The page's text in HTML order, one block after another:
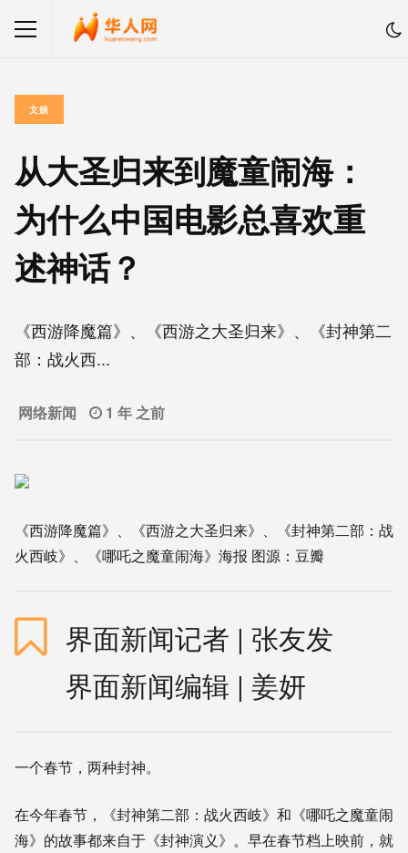
文娱
从大圣归来到魔童闹海：
为什么中国电影总喜欢重
述神话？
《西游降魔篇》、《西游之大圣归来》、《封神第二
部：战火西...
网络新闻 1 年 之前
《西游降魔篇》、《西游之大圣归来》、《封神第二部：战
火西岐》、《哪吒之魔童闹海》海报 图源：豆瓣
界面新闻记者 | 张友发
界面新闻编辑 | 姜妍
一个春节，两种封神。
在今年春节，《封神第二部：战火西岐》和《哪吒之魔童闹
海》的故事都来自于《封神演义》。早在春节档上映前，就